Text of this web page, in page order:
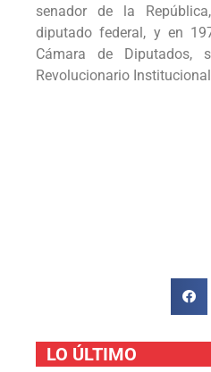
senador de la
diputado federal, y en
Cámara de Diputados,
Revolucionario
LO ÚLTIMO